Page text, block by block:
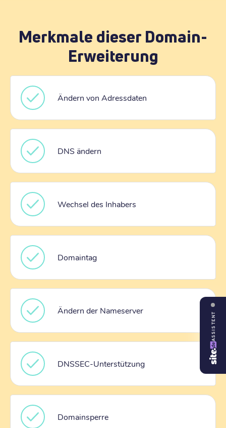
Merkmale dieser Domain-
Erweiterung
Ändern von Adressdaten
DNS ändern
Wechsel des Inhabers
Domaintag
Ändern der Nameserver
DNSSEC-Unterstützung
Domainsperre
ASSISTENT